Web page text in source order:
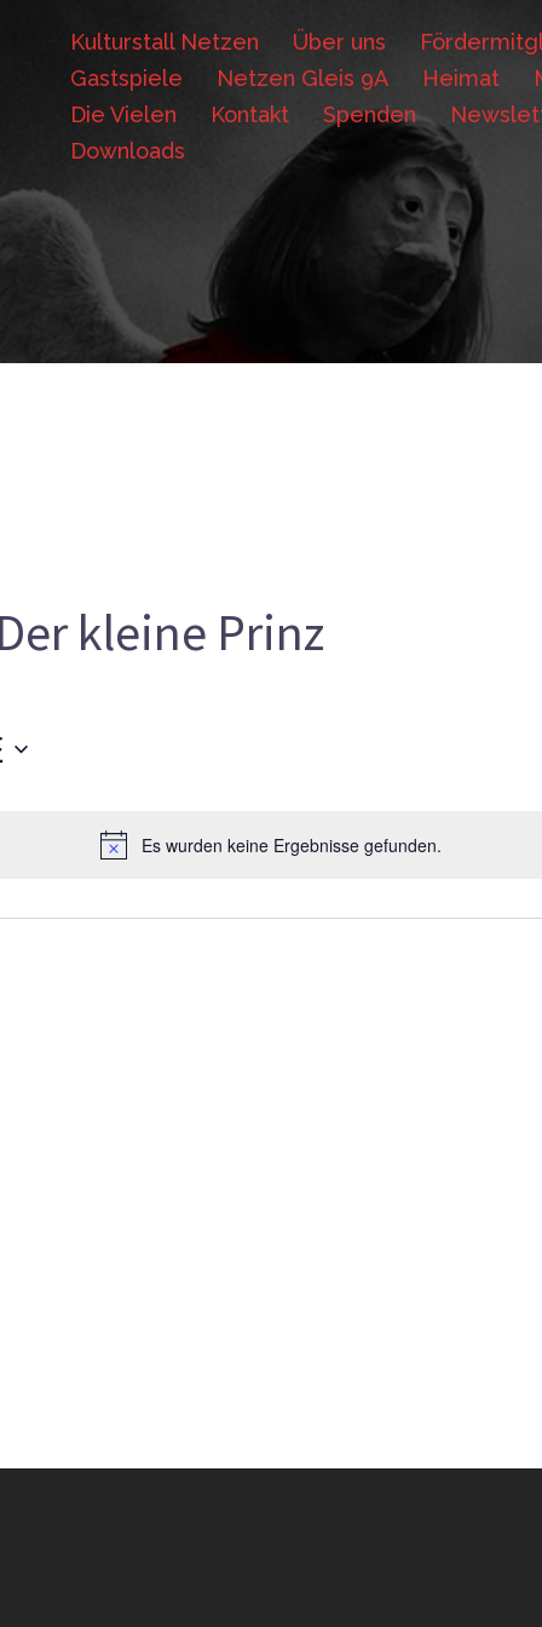
Kulturstall Netzen Über uns
Gastspiele
Netzen Gleis 9A Heimat
Die Vielen
Kontakt Spenden
Downloads
Es wurden keine Ergebnisse gefunden.
Der kleine Prinz